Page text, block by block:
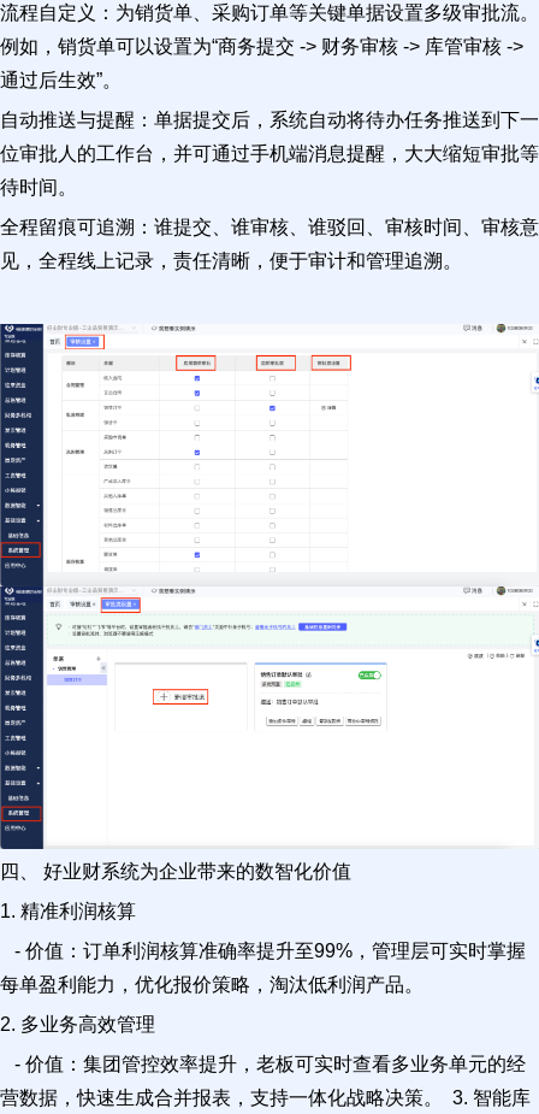
流程自定义：为销货单、采购订单等关键单据设置多级审批流。
例如，销货单可以设置为“商务提交 -> 财务审核 -> 库管审核 ->
通过后生效”。
自动推送与提醒：单据提交后，系统自动将待办任务推送到下一
位审批人的工作台，并可通过手机端消息提醒，大大缩短审批等
待时间。
全程留痕可追溯：谁提交、谁审核、谁驳回、审核时间、审核意
见，全程线上记录，责任清晰，便于审计和管理追溯。
四、 好业财系统为企业带来的数智化价值
1. 精准利润核算
- 价值：订单利润核算准确率提升至99%，管理层可实时掌握
每单盈利能力，优化报价策略，淘汰低利润产品。
2. 多业务高效管理
- 价值：集团管控效率提升，老板可实时查看多业务单元的经
营数据，快速生成合并报表，支持一体化战略决策。 3. 智能库